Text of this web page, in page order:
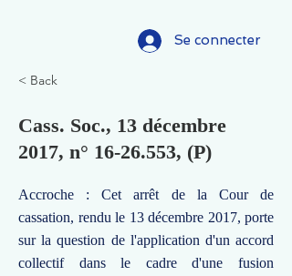
Se connecter
< Back
Cass. Soc., 13 décembre
2017, n° 16-26.553, (P)
Accroche : Cet arrêt de la Cour de
cassation, rendu le 13 décembre 2017, porte
sur la question de l'application d'un accord
collectif dans le cadre d'une fusion